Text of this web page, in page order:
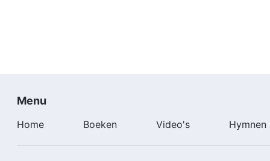
Menu
Home Boeken Video's Hymnen